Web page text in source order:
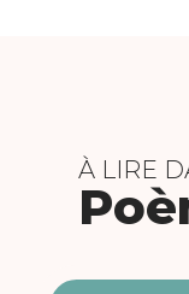
À LIRE